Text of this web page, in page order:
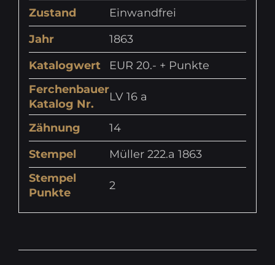
Zustand
Einwandfrei
Jahr
1863
Katalogwert
EUR 20.- + Punkte
Ferchenbauer
Katalog Nr.
LV 16 a
Zähnung
14
Stempel
Müller 222.a 1863
Stempel
Punkte
2